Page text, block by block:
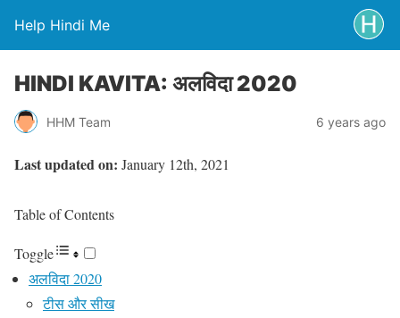
Help Hindi Me
HINDI KAVITA: अलविदा 2020
HHM Team 6 years ago
Last updated on: January 12th, 2021
Table of Contents
Toggle
अलविदा 2020
टीस और सीख